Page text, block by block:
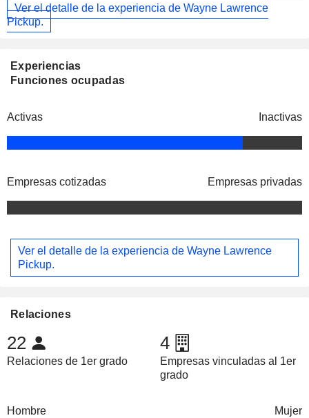
Ver el detalle de la experiencia de Wayne Lawrence
Pickup.
Experiencias
Funciones ocupadas
Activas Inactivas
Empresas cotizadas Empresas privadas
Ver el detalle de la experiencia de Wayne Lawrence
Pickup.
Relaciones
22
Relaciones de 1er grado
4
Empresas vinculadas al 1er
grado
Hombre Mujer